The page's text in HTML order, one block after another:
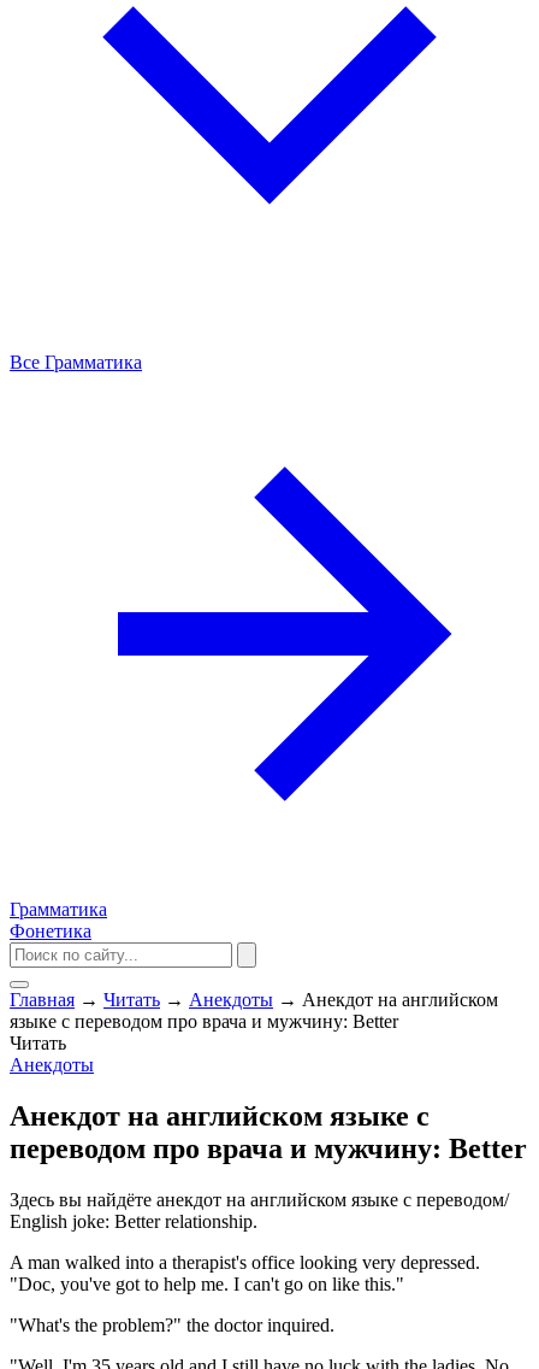
Все Грамматика
Грамматика
Фонетика
Главная → Читать → Анекдоты → Анекдот на английском
языке с переводом про врача и мужчину: Better
Читать
Анекдоты
Анекдот на английском языке с
переводом про врача и мужчину: Better
Здесь вы найдёте анекдот на английском языке с переводом/
English joke: Better relationship.
A man walked into a therapist's office looking very depressed.
"Doc, you've got to help me. I can't go on like this."
"What's the problem?" the doctor inquired.